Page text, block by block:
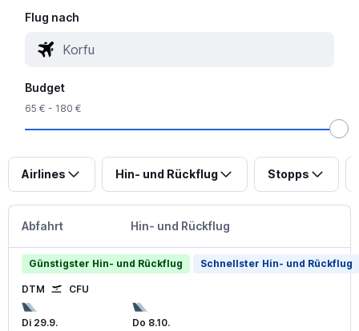
Flug nach
Budget
65 € - 180 €
Airlines Hin- und Rückflug Stopps
Abfahrt Hin- und Rückflug
Günstigster Hin- und Rückflug Schnellster Hin- und Rückflug
DTM CFU
Di 29.9.
Do 8.10.